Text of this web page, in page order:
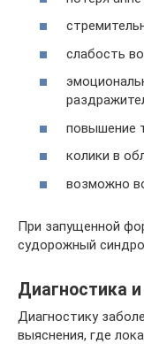
слабость
повышение
колики в
возможно
При запущенной
судорожный
Диагностика
Диагностику
выяснения, где